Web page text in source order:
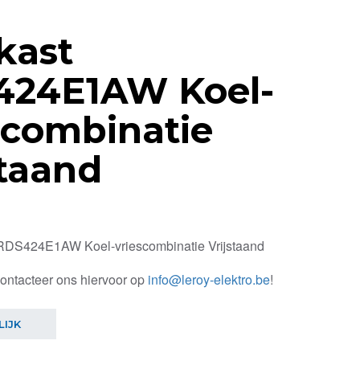
Koel-
Koel-vriescombinatie Vrijstaand
ons hiervoor op info@leroy-elektro.be!